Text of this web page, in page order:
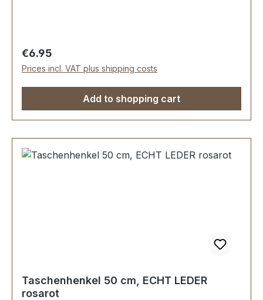
Regular price:
€6.95
Prices incl. VAT plus shipping costs
Add to shopping cart
Taschenhenkel 50 cm, ECHT LEDER
rosarot